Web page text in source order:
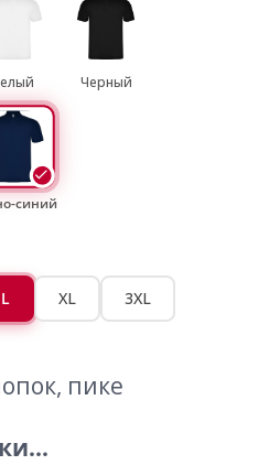
Черный
синий
L XL 3XL
пике